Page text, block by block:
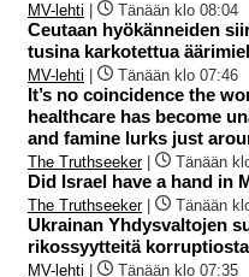
MV-lehti Tänään klo 08:04
Ceutaan hyökänneiden
tusina karkotettua
MV-lehti Tänään klo 07:46
It’s no coincidence the
healthcare has become
and famine lurks just
The Truthseeker| Tänään
Did Israel have a hand in
The Truthseeker| Tänään
Ukrainan Yhdysvaltojen
rikossyytteitä korruptiosta
MV-lehti Tänään klo 07:35